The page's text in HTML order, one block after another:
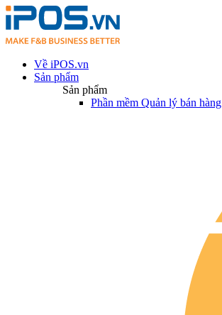
Về iPOS.vn
Sản phẩm
Sản phẩm
Phần mềm Quản lý bán hàng